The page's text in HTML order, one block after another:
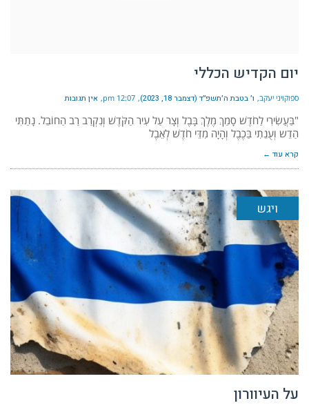
יום הקדיש הכללי
ספוקויני יעקב ו׳ בטבת ה׳תשפ״ד (דצמבר 18, 2023) 12:07 pm אין תגובות
"בַּעֲשִׂירִי לַחֹדֶשׁ סָמַךְ מֶלֶךְ בָּבֶל וְצָר עַל עִיר הַקֹּדֶשׁ וְנִקְרַב רַב הַחוֹבֵל. נָתַתִּי
הַדֵש וְעֻנֵתִי בַּכֶבֶל וְהָיָה מִדֵּי חֹדֶשׁ לְאֵבֶל
קרא עוד ←
ויגש
על העיוורון